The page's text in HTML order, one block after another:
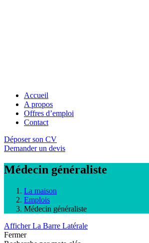
Accueil
A propos
Offres d’emploi
Contact
Déposer son CV
Demander un devis
Médecin généraliste
La maison
Emplois
Médecin généraliste
Afficher La Barre Latérale
Fermer